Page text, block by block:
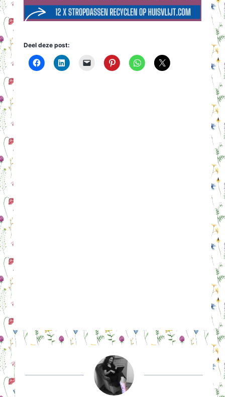
Deel deze post: